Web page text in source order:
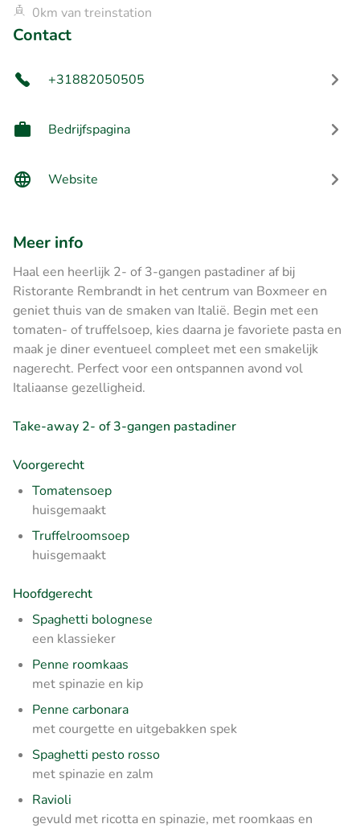
0km van treinstation
Contact
+31882050505
Bedrijfspagina
Website
Meer info
Haal een heerlijk 2- of 3-gangen pastadiner af bij
Ristorante Rembrandt in het centrum van Boxmeer en
geniet thuis van de smaken van Italië. Begin met een
tomaten- of truffelsoep, kies daarna je favoriete pasta en
maak je diner eventueel compleet met een smakelijk
nagerecht. Perfect voor een ontspannen avond vol
Italiaanse gezelligheid.
Take-away 2- of 3-gangen pastadiner
Voorgerecht
Tomatensoep
huisgemaakt
Truffelroomsoep
huisgemaakt
Hoofdgerecht
Spaghetti bolognese
een klassieker
Penne roomkaas
met spinazie en kip
Penne carbonara
met courgette en uitgebakken spek
Spaghetti pesto rosso
met spinazie en zalm
Ravioli
gevuld met ricotta en spinazie, met roomkaas en